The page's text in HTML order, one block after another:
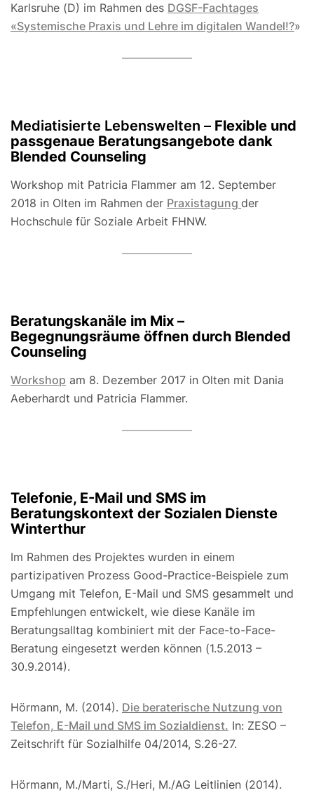
Karlsruhe (D) im Rahmen des DGSF-Fachtages
«Systemische Praxis und Lehre im digitalen Wandel!?»
Mediatisierte Lebenswelten – Flexible und
passgenaue Beratungsangebote dank
Blended Counseling
Workshop mit Patricia Flammer am 12. September
2018 in Olten im Rahmen der Praxistagung der
Hochschule für Soziale Arbeit FHNW.
Beratungskanäle im Mix –
Begegnungsräume öffnen durch Blended
Counseling
Workshop am 8. Dezember 2017 in Olten mit Dania
Aeberhardt und Patricia Flammer.
Telefonie, E-Mail und SMS im
Beratungskontext der Sozialen Dienste
Winterthur
Im Rahmen des Projektes wurden in einem
partizipativen Prozess Good-Practice-Beispiele zum
Umgang mit Telefon, E-Mail und SMS gesammelt und
Empfehlungen entwickelt, wie diese Kanäle im
Beratungsalltag kombiniert mit der Face-to-Face-
Beratung eingesetzt werden können (1.5.2013 –
30.9.2014).
Hörmann, M. (2014). Die beraterische Nutzung von
Telefon, E-Mail und SMS im Sozialdienst. In: ZESO –
Zeitschrift für Sozialhilfe 04/2014, S.26-27.
Hörmann, M./Marti, S./Heri, M./AG Leitlinien (2014).